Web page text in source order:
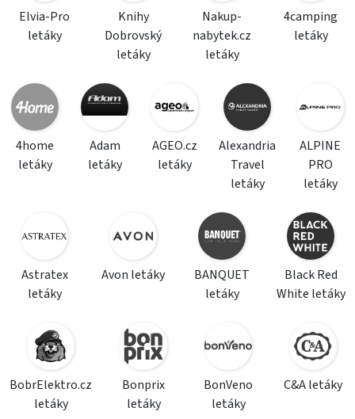
Elvia-Pro
letáky
Knihy
Dobrovský
letáky
Nakup-
nabytek.cz
letáky
4camping
letáky
4home
letáky
Adam
letáky
AGEO.cz
letáky
Alexandria
Travel
letáky
ALPINE
PRO
letáky
Astratex
letáky
Avon letáky
BANQUET
letáky
Black Red
White letáky
BobrElektro.cz
letáky
Bonprix
letáky
BonVeno
letáky
C&A letáky